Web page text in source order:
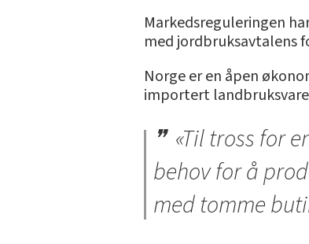
Markedsreguleringen
med jordbruksavtalens
Norge er en åpen
importert
«Til tross for
behov for å
med tomme